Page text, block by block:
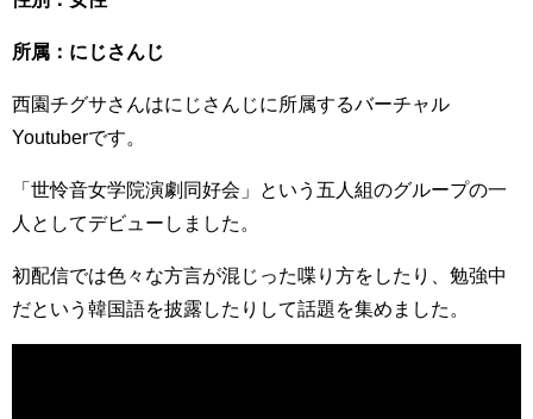
所属：にじさんじ
西園チグサさんはにじさんじに所属するバーチャル
Youtuberです。
「世怜音女学院演劇同好会」という五人組のグループの一
人としてデビューしました。
初配信では色々な方言が混じった喋り方をしたり、勉強中
だという韓国語を披露したりして話題を集めました。